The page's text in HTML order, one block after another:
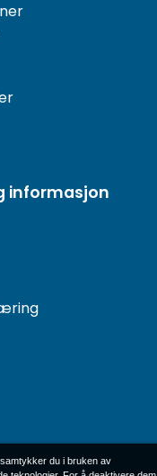
informasjon
du i bruken av